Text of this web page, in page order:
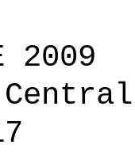
2009